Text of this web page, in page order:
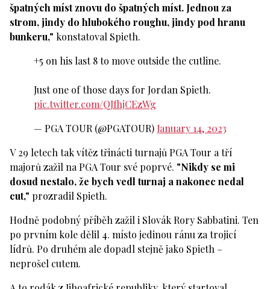
špatných míst znovu do špatných míst. Jednou za
strom, jindy do hlubokého roughu, jindy pod hranu
bunkeru," konstatoval Spieth.
+5 on his last 8 to move outside the cutline.
Just one of those days for Jordan Spieth.
pic.twitter.com/QJfhjCEzWg
— PGA TOUR (@PGATOUR) January 14, 2023
V 29 letech tak vítěz třinácti turnajů PGA Tour a tří
majorů zažil na PGA Tour své poprvé. "Nikdy se mi
dosud nestalo, že bych vedl turnaj a nakonec nedal
cut," prozradil Spieth.
Hodně podobný příběh zažil i Slovák Rory Sabbatini. Ten
po prvním kole dělil 4. místo jedinou ránu za trojicí
lídrů. Po druhém ale dopadl stejně jako Spieth –
neprošel cutem.